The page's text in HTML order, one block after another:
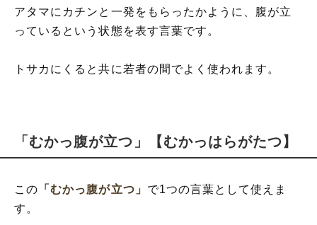
アタマにカチンと一発をもらったかように、腹が立
っているという状態を表す言葉です。
トサカにくると共に若者の間でよく使われます。
「むかっ腹が立つ」【むかっはらがたつ】
この 「むかっ腹が立つ」 で1つの言葉として使えま
す。